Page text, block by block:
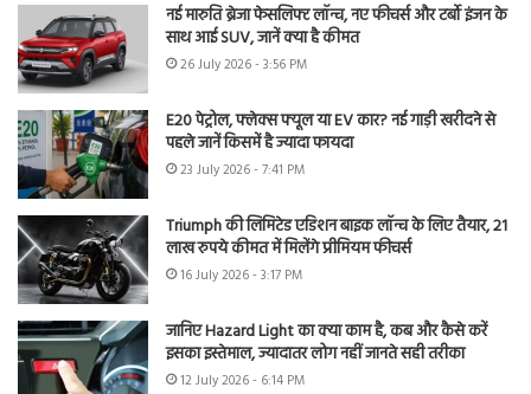
नई मारुति ब्रेजा फेसलिफ्ट लॉन्च, नए फीचर्स और टर्बो इंजन के
साथ आई SUV, जानें क्या है कीमत
26 July 2026 - 3:56 PM
E20 पेट्रोल, फ्लेक्स फ्यूल या EV कार? नई गाड़ी खरीदने से
पहले जानें किसमें है ज्यादा फायदा
23 July 2026 - 7:41 PM
Triumph की लिमिटेड एडिशन बाइक लॉन्च के लिए तैयार, 21
लाख रुपये कीमत में मिलेंगे प्रीमियम फीचर्स
16 July 2026 - 3:17 PM
जानिए Hazard Light का क्या काम है, कब और कैसे करें
इसका इस्तेमाल, ज्यादातर लोग नहीं जानते सही तरीका
12 July 2026 - 6:14 PM